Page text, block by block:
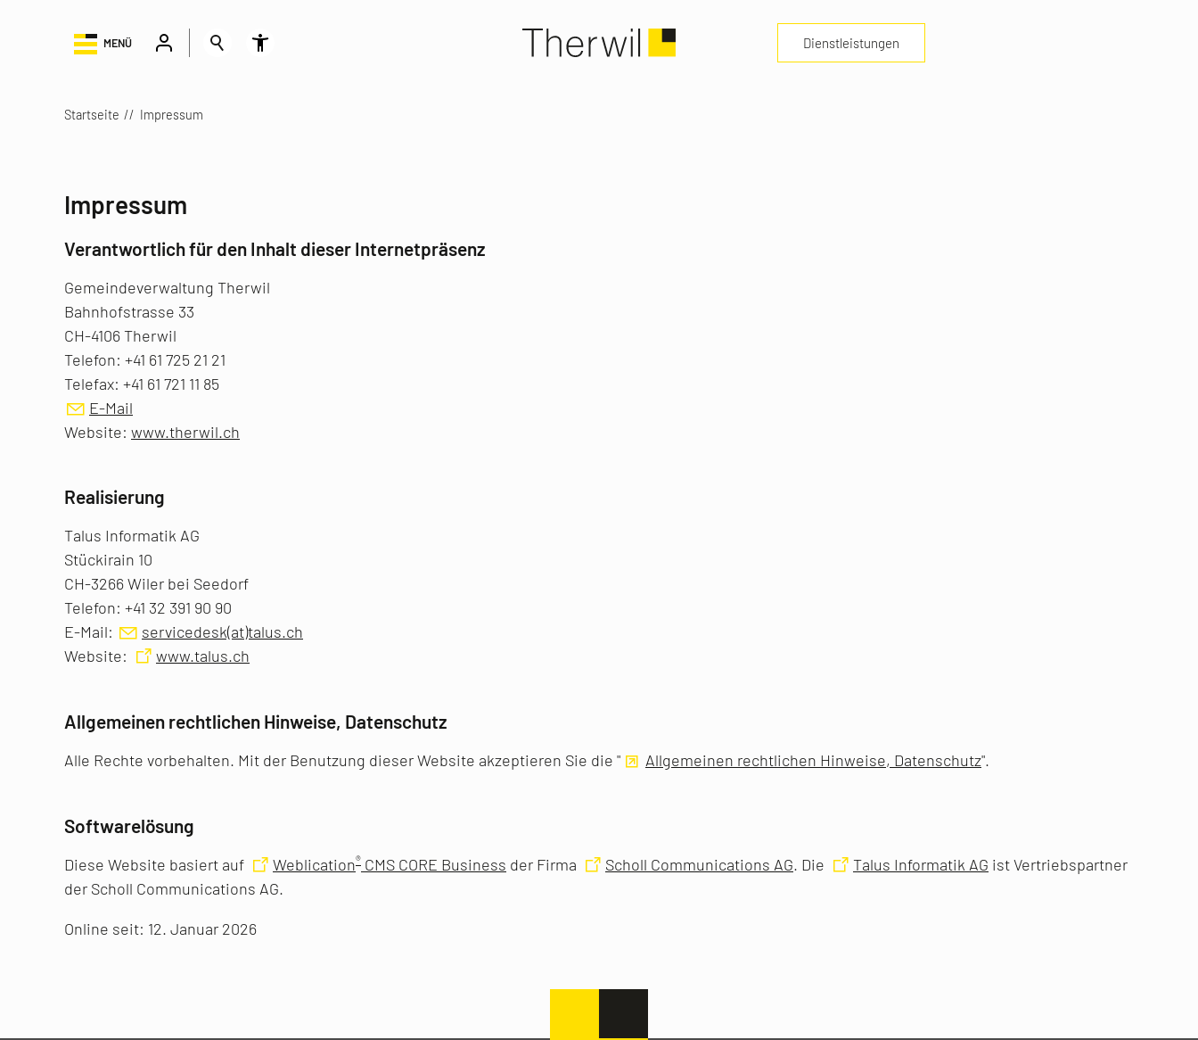
Dienstleistungen
MENÜ
Startseite Impressum
Impressum
Verantwortlich für den Inhalt dieser Internetpräsenz
Gemeindeverwaltung Therwil
Bahnhofstrasse 33
CH-4106 Therwil
Telefon: +41 61 725 21 21
Telefax: +41 61 721 11 85
E-Mail
Website: www.therwil.ch
Realisierung
Talus Informatik AG
Stückirain 10
CH-3266 Wiler bei Seedorf
Telefon: +41 32 391 90 90
E-Mail:
servicedesk(at)talus.ch
Website:
www.talus.ch
Allgemeinen rechtlichen Hinweise, Datenschutz
Alle Rechte vorbehalten. Mit der Benutzung dieser Website akzeptieren Sie die " Allgemeinen rechtlichen Hinweise, Datenschutz".
Softwarelösung
Diese Website basiert auf Weblication® CMS CORE Business der Firma Scholl Communications AG. Die Talus Informatik AG ist Vertriebspartner
der Scholl Communications AG.
Online seit: 12. Januar 2026